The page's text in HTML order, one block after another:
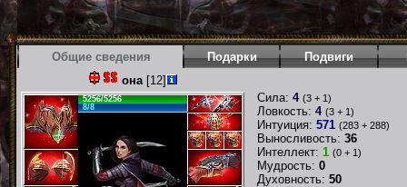
Общие сведения Подарки Подвиги
она[12]
5256/5256
8/8
Сила: 4 (3 + 1)
Ловкость: 4 (3 + 1)
Интуиция: 571 (283 + 288)
Выносливость: 36
Интеллект: 1 (0 + 1)
Мудрость: 0
Духовность: 50